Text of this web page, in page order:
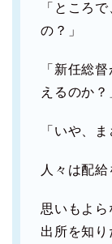
「ところ
の？」
「新任総
えるのか？
「いや、
人々は配給
思いもよ
出所を知り